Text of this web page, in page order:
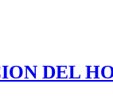
DEL